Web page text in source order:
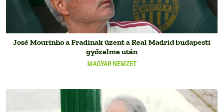
MAGYAR NEMZET
José Mourinho a Fradinak üzent a Real Madrid budapesti
győzelme után